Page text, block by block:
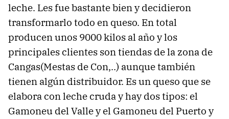
leche. Les fue bastante bien y decidieron
transformarlo todo en queso. En total
producen unos 9000 kilos al año y los
principales clientes son tiendas de la zona de
Cangas(Mestas de Con,..) aunque también
tienen algún distribuidor. Es un queso que se
elabora con leche cruda y hay dos tipos: el
Gamoneu del Valle y el Gamoneu del Puerto y